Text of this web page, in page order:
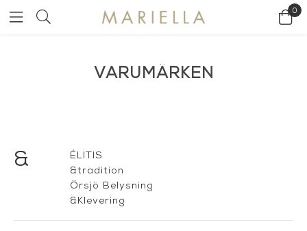
0
VARUMÄRKEN
&
ÉLITIS
&tradition
Örsjö Belysning
&Klevering